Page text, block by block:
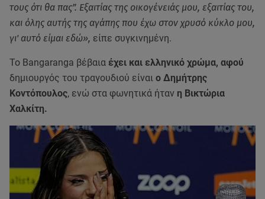
τους ότι θα πας”. Εξαιτίας της οικογένειάς μου, εξαιτίας του,
και όλης αυτής της αγάπης που έχω στον χρυσό κύκλο μου,
γι' αυτό είμαι εδώ», είπε συγκινημένη.
Το Bangaranga βέβαια έχει και ελληνικό χρώμα, αφού
δημιουργός του τραγουδιού είναι ο Δημήτρης
Κοντόπουλος, ενώ στα φωνητικά ήταν η Βικτώρια
Χαλκίτη.